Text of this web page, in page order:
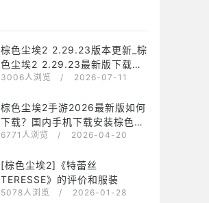
棕色尘埃2 2.29.23版本更新_棕
色尘埃2 2.29.23最新版下载安
装
3006人浏览 / 2026-07-11
棕色尘埃2手游2026最新版如何
下载？国内手机下载安装棕色尘
埃2方法介绍
6771人浏览 / 2026-04-20
[棕色尘埃2]《特蕾丝
TERESSE》的评价和服装
5078人浏览 / 2026-01-28